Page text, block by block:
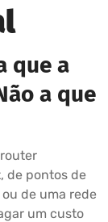
que a
a que
de pontos de
de uma rede
um custo